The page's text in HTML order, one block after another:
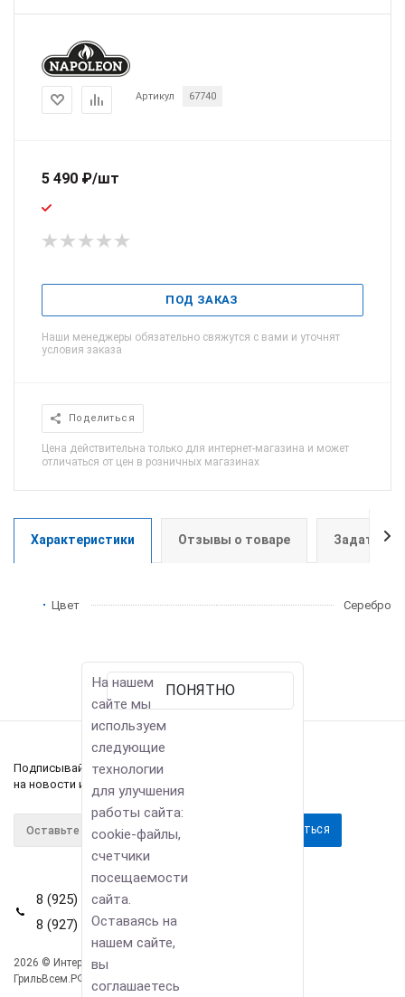
Артикул 67740
5 490 ₽/шт
ПОД ЗАКАЗ
Наши менеджеры обязательно свяжутся с вами и уточнят
условия заказа
Поделиться
Цена действительна только для интернет-магазина и может
отличаться от цен в розничных магазинах
Характеристики Отзывы о товаре Задать
Цвет Серебро
Подписывайтесь
на новости и акции
8 (925) 114-42-80
8 (927) 911-22-66
2026 © Интернет-магазин
ГрильВсем.РФ
Информация
ПОНЯТНО
На нашем
сайте мы
используем
следующие
технологии
для улучшения
работы сайта:
cookie-файлы,
счетчики
посещаемости
сайта.
Оставаясь на
нашем сайте,
вы
соглашаетесь